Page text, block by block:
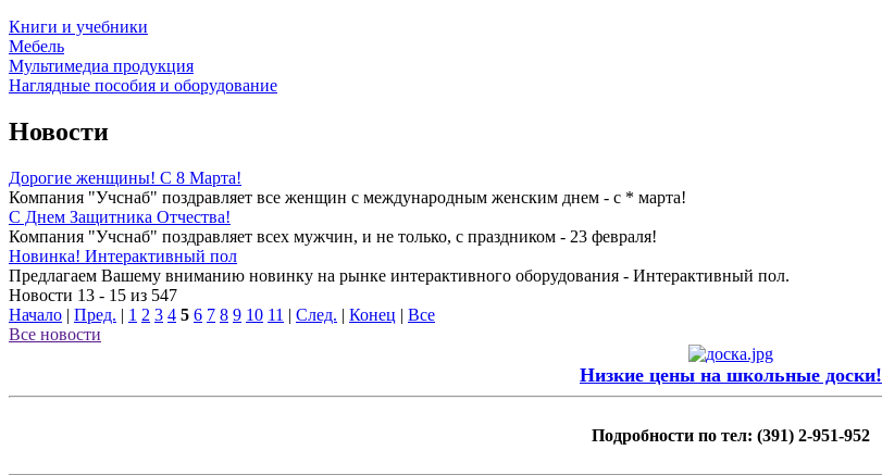
Книги и учебники
Мебель
Мультимедиа продукция
Наглядные пособия и оборудование
Новости
Дорогие женщины! С 8 Марта!
Компания "Учснаб" поздравляет все женщин с международным женским днем - с * марта!
C Днем Защитника Отчества!
Компания "Учснаб" поздравляет всех мужчин, и не только, с праздником - 23 февраля!
Новинка! Интерактивный пол
Предлагаем Вашему вниманию новинку на рынке интерактивного оборудования - Интерактивный пол.
Новости 13 - 15 из 547
Начало | Пред. | 1 2 3 4 5 6 7 8 9 10 11 | След. | Конец | Все
Все новости
Низкие цены на школьные доски!
Подробности по тел: (391) 2-951-952